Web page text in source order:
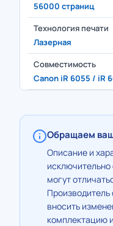
56000 страниц
Технология печати
Лазерная
Совместимость
Canon iR 6055 / iR
Обращаем
Описание и
исключительно
могут
Производитель
вносить
комплектацию